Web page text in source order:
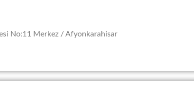
No:11 Merkez / Afyonkarahisar